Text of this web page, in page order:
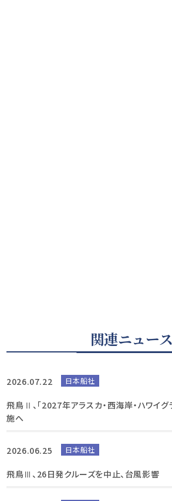
関連ニュース
2026.07.22 日本船社
飛鳥Ⅱ、「2027年アラスカ・西海岸・ハワイグ
施へ
2026.06.25 日本船社
飛鳥Ⅲ、26日発クルーズを中止、台風影響